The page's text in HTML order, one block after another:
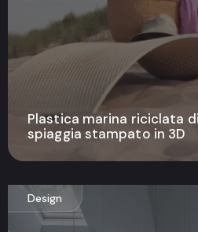
Plastica marina riciclata
spiaggia stampato in 3D
Design